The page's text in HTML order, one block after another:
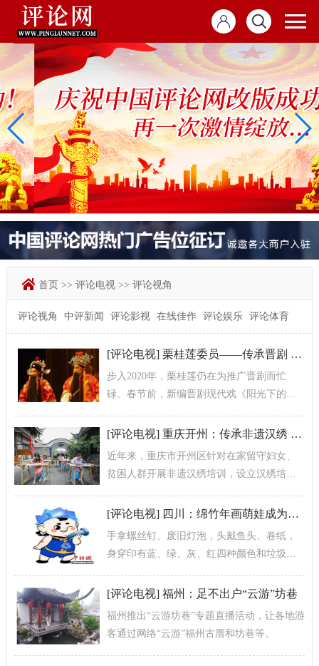
首页 >> 评论电视 >> 评论视角
评论视角 中评新闻 评论影视 在线佳作 评论娱乐 评论体育
[评论电视] 栗桂莲委员——传承晋剧 全心投入
步入2020年，栗桂莲仍在为推广晋剧而忙
碌。春节前，新编晋剧现代戏《阳光下的红
技卫生“三下乡”。抗击疫情期间，栗...
[评论电视] 重庆开州：传承非遗汉绣 绘出美好生活
近年来，重庆市开州区针对在家留守妇女、
贫困人群开展非遗汉绣培训，设立汉绣培训
人，并开发出汉服绣品、挂画绣品、台...
[评论电视] 四川：绵竹年画萌娃成为垃圾分类知识“代言人”
手拿螺丝钉、废旧灯泡，头戴鱼头、卷纸，
身穿印有蓝、绿、灰、红四种颜色和垃圾分
竹市，一组垃圾分类创新年画新鲜出炉，...
[评论电视] 福州：足不出户“云游”坊巷
福州推出“云游坊巷”专题直播活动，让各地游
客通过网络“云游”福州古厝和坊巷等。